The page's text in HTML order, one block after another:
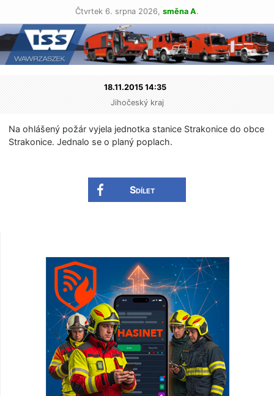
Čtvrtek 6. srpna 2026, směna A.
18.11.2015 14:35
Jihočeský kraj
Na ohlášený požár vyjela jednotka stanice Strakonice do obce
Strakonice. Jednalo se o planý poplach.
Sdílet